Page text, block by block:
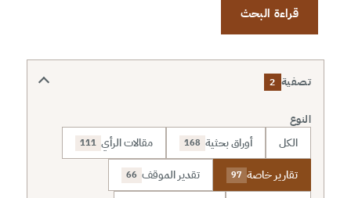
قراءة البحث
تصفية 2
النوع
الكل أوراق بحثية 168 مقالات الرأي 111
تقارير خاصة 97 تقدير الموقف 66